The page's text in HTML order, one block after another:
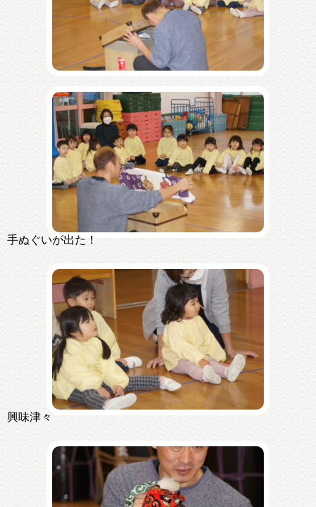
手ぬぐいが出た！
興味津々